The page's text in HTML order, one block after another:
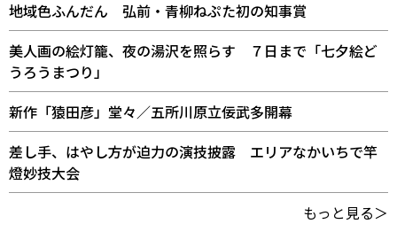
地域色ふんだん 弘前・青柳ねぷた初の知事賞
美人画の絵灯籠、夜の湯沢を照らす ７日まで「七夕絵ど
うろうまつり」
新作「猿田彦」堂々／五所川原立佞武多開幕
差し手、はやし方が迫力の演技披露 エリアなかいちで竿
燈妙技大会
もっと見る＞